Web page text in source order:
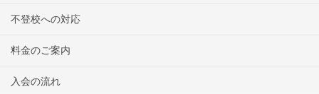
不登校への対応
料金のご案内
入会の流れ